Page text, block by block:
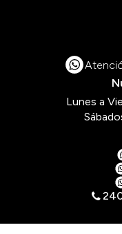
Lunes a